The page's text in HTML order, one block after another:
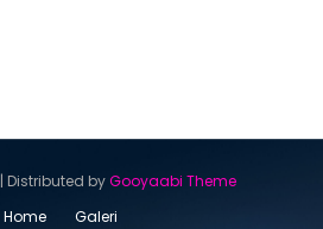
| Distributed byGooyaabi Theme
Home
Galeri